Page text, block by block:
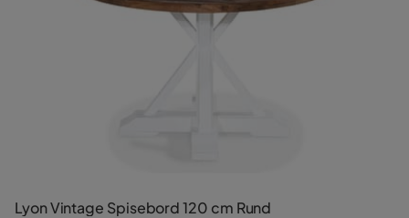
Lyon Vintage Spisebord 120 cm Rund